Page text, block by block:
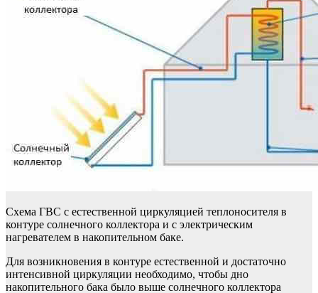
Схема ГВС с естественной циркуляцией теплоносителя в
контуре солнечного коллектора и с электрическим
нагревателем в накопительном баке.
Для возникновения в контуре естественной и достаточно
интенсивной циркуляции необходимо, чтобы дно
накопительного бака было выше солнечного коллектора